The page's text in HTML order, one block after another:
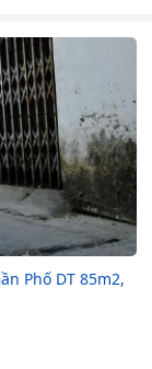
Phố DT 85m2,